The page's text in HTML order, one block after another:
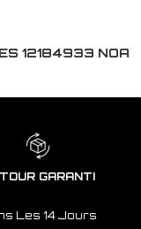
12184933 NOA
GARANTI
Les 14 Jours